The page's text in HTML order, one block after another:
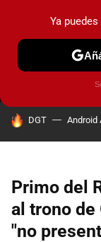
MENÚ
HOY SE HABLA
DGT Android
Primo del
al trono
"no
Ya